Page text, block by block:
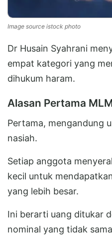
Image source istock photo
Dr Husain Syahrani
empat kategori yang
dihukum haram.
Alasan Pertama
Pertama, mengandung
nasiah.
Setiap anggota
kecil untuk
yang lebih besar.
Ini berarti uang ditukar
nominal yang tidak